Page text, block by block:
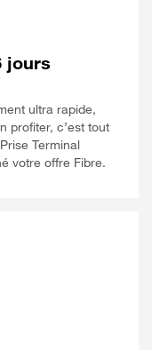
jours
ultra rapide,
profiter, c’est tout
Terminal
votre offre Fibre.